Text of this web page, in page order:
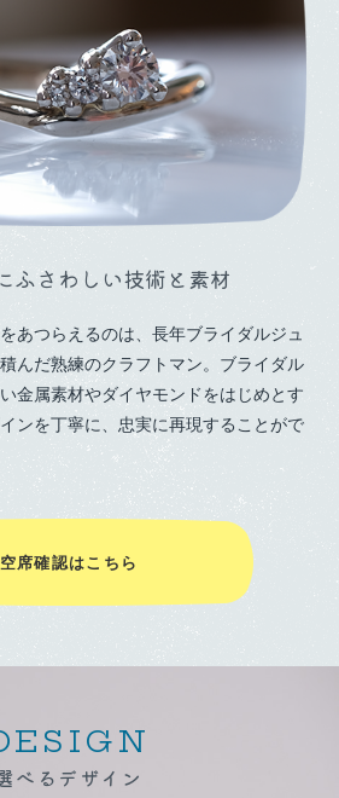
ふさわしい技術と素材
あつらえるのは、長年ブライダルジュ
んだ熟練のクラフトマン。ブライダル
金属素材やダイヤモンドをはじめとす
ンを丁寧に、忠実に再現することがで
空席確認はこちら
べるデザイン